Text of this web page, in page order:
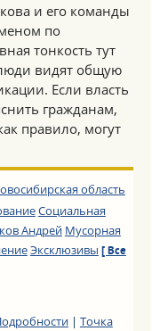
и его команды
по
тонкость тут
видят общую
Если власть
гражданам,
правило, могут
область
Социальная
Андрей Мусорная
Эксклюзивы [ Все
| Точка